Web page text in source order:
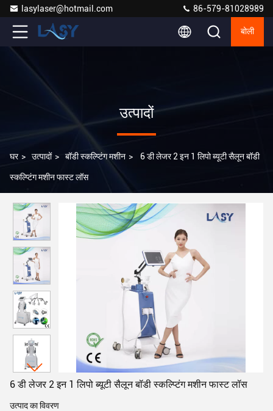
lasylaser@hotmail.com 86-579-81028989
बोली
उत्पादों
घर > उत्पादों > बॉडी स्कल्प्टिंग मशीन > 6 डी लेजर 2 इन 1 लिपो ब्यूटी सैलून बॉडी
स्कल्प्टिंग मशीन फास्ट लॉस
6 डी लेजर 2 इन 1 लिपो ब्यूटी सैलून बॉडी स्कल्प्टिंग मशीन फास्ट लॉस
उत्पाद का विवरण